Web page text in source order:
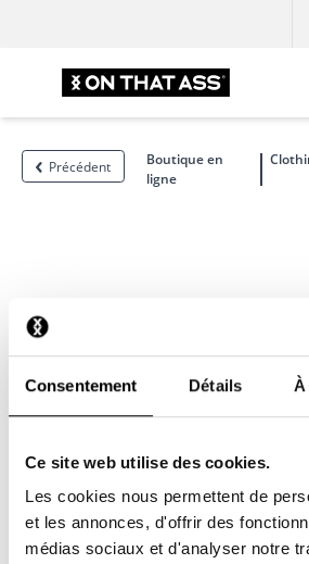
Consentement Détails
Ce site web utilise des cookies.
Les cookies nous permettent de
et les annonces, d'offrir des
médias sociaux et d'analyser notre
Précédent
Boutique en
ligne